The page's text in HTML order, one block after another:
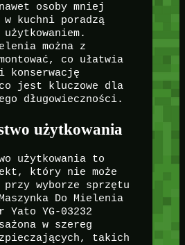
osoby mniej
w kuchni poradzą
można z
co ułatwia
konserwację
jest kluczowe dla
długowieczności.
użytkowania
użytkowania to
który nie może
przy wyborze sprzętu
Do Mielenia
Yato YG-03232
w szereg
takich